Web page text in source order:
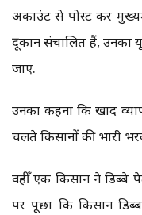
अकाउंट से पोस्ट कर
दूकान संचालित हैं, उनका
जाए.
उनका कहना कि खाद
चलते किसानों की भारी
वहीँ एक किसान ने डिब्बे
पर पूछा कि किसान